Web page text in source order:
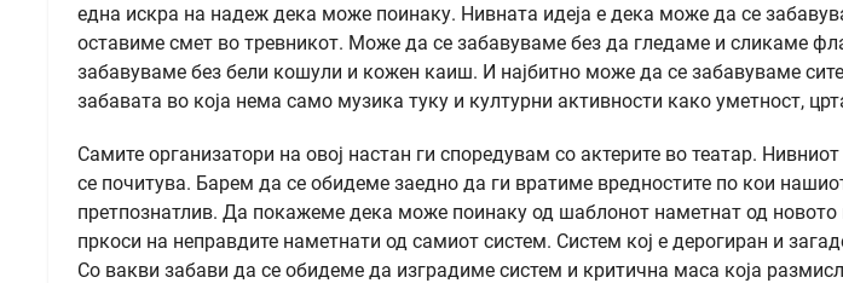
една искра на надеж дека може поинаку. Нивната идеја е дека може да се
оставиме смет во тревникот. Може да се забавуваме без да гледаме и сликаме
забавуваме без бели кошули и кожен каиш. И најбитно може да се забавуваме
забавата во која нема само музика туку и културни активности како уметност,
Самите организатори на овој настан ги споредувам со актерите во театар.
се почитува. Барем да се обидеме заедно да ги вратиме вредностите по кои
претпознатлив. Да покажеме дека може поинаку од шаблонот наметнат од
пркоси на неправдите наметнати од самиот систем. Систем кој е дерогиран и
Со вакви забави да се обидеме да изградиме систем и критична маса која